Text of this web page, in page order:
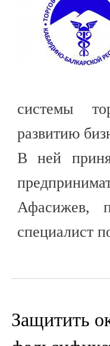
системы
развитию
В ней
Афасижев,
специалист
Защитить